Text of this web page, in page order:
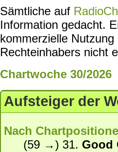
Sämtliche auf
Information gedacht.
kommerzielle
Rechteinhabers nicht
Chartwoche 30/2026
Aufsteiger der
Nach
(59 →) 31. Good